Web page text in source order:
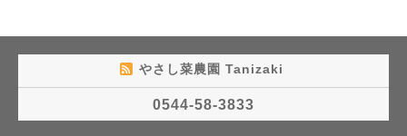
やさし菜農園 Tanizaki
0544-58-3833